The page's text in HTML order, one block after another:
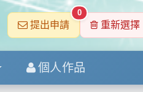
提出申請
0
重新選擇
個人作品